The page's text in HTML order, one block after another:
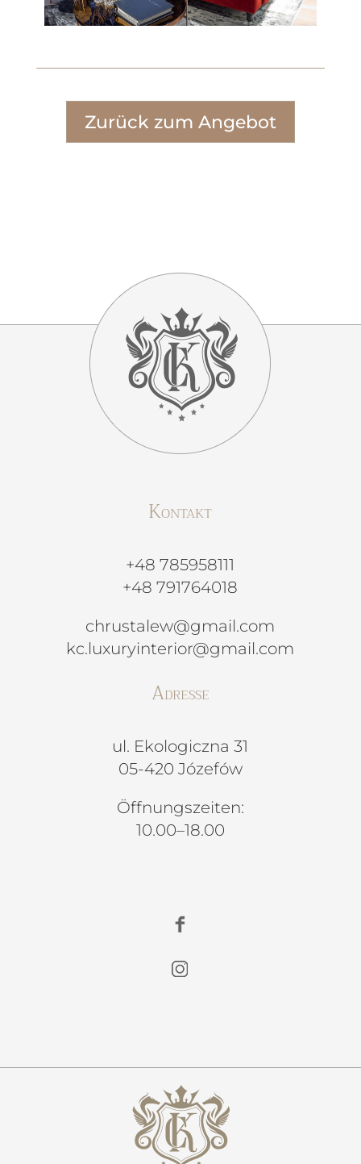
Zurück zum Angebot
Kontakt
+48 785958111
+48 791764018
chrustalew@gmail.com
kc.luxuryinterior@gmail.com
Adresse
ul. Ekologiczna 31
05-420 Józefów
Öffnungszeiten:
10.00–18.00